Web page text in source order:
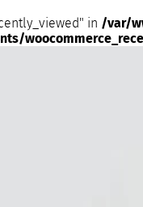
in /var/